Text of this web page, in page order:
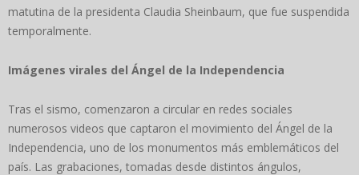
matutina de la presidenta Claudia Sheinbaum, que fue suspendida
temporalmente.
Imágenes virales del Ángel de la Independencia
Tras el sismo, comenzaron a circular en redes sociales
numerosos videos que captaron el movimiento del Ángel de la
Independencia, uno de los monumentos más emblemáticos del
país. Las grabaciones, tomadas desde distintos ángulos,